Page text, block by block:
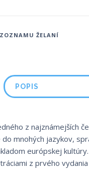
ŽELANÍ
POPIS
z najznámejších
mnohých jazykov,
európskej
z prvého